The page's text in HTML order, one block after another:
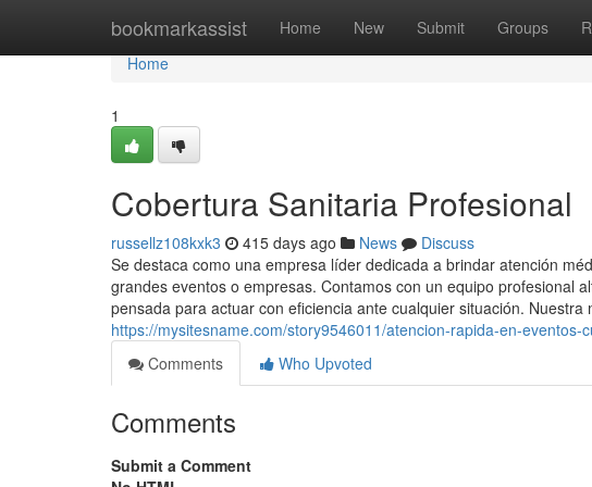
bookmarkassist Home New Submit Groups
Home
Home
1
Cobertura Sanitaria Profesional
russellz108kxk3 415 days ago News
Discuss
Se destaca como una empresa líder dedicada a brindar atención
grandes eventos o empresas. Contamos con un equipo profesional
pensada para actuar con eficiencia ante cualquier situación. Nuestra
https://mysitesname.com/story9546011/atencion-rapida-en-eventos-
Comments
Who Upvoted
Comments
Submit a Comment